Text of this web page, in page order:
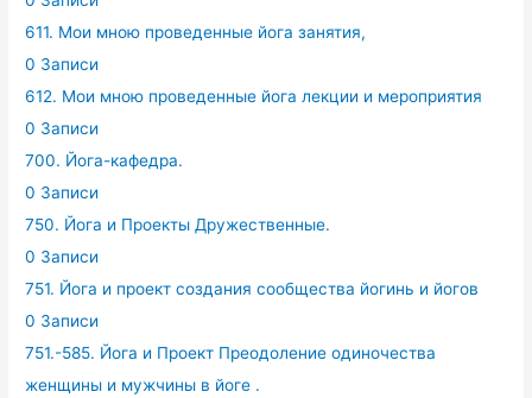
611. Мои мною проведенные йога занятия,
0 Записи
612. Мои мною проведенные йога лекции и мероприятия
0 Записи
700. Йога-кафедра.
0 Записи
750. Йога и Проекты Дружественные.
0 Записи
751. Йога и проект создания сообщества йогинь и йогов
0 Записи
751.-585. Йога и Проект Преодоление одиночества
женщины и мужчины в йоге .